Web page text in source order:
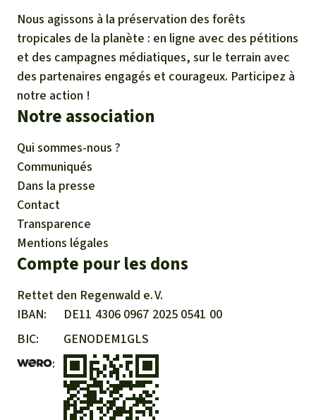
Nous agissons à la préservation des forêts
tropicales de la planète : en ligne avec des pétitions
et des campagnes médiatiques, sur le terrain avec
des partenaires engagés et courageux. Participez à
notre action !
Notre association
Qui sommes-nous ?
Communiqués
Dans la presse
Contact
Transparence
Mentions légales
Compte pour les dons
Rettet den Regenwald e. V.
IBAN
DE11 4306 0967 2025 0541 00
BIC
GENODEM1GLS